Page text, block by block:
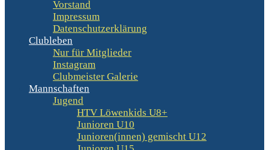
Vorstand
Impressum
Datenschutzerklärung
Clubleben
Nur für Mitglieder
Instagram
Clubmeister Galerie
Mannschaften
Jugend
HTV Löwenkids U8+
Junioren U10
Junioren(innen) gemischt U12